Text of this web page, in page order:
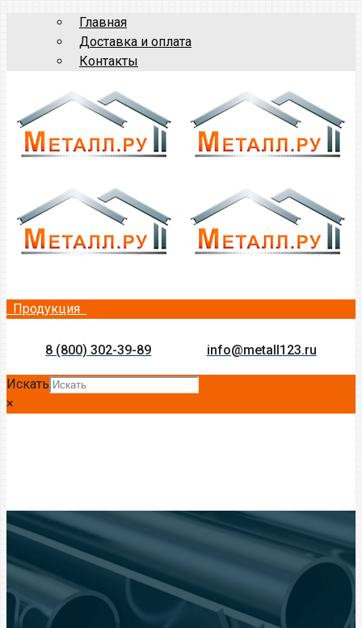
Главная
Доставка и оплата
Контакты
Продукция
8 (800) 302-39-89 info@metall123.ru
Искать
×